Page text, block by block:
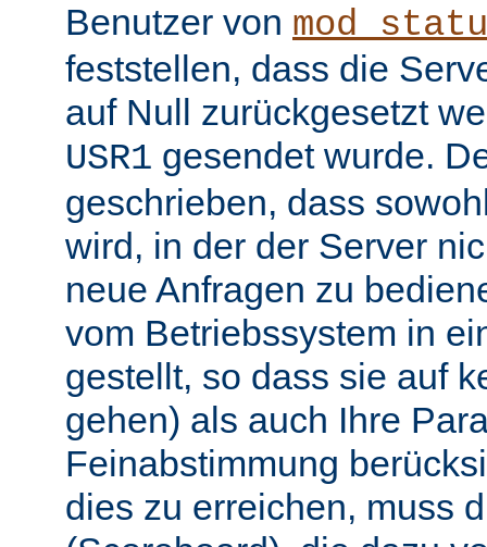
Benutzer von
feststellen, dass die
auf Null zurückgesetzt
USR1 gesendet wurde.
geschrieben, dass
wird, in der der Server
neue Anfragen zu
vom Betriebssystem in
gestellt, so dass sie auf
gehen) als auch Ihre
Feinabstimmung
dies zu erreichen, muss